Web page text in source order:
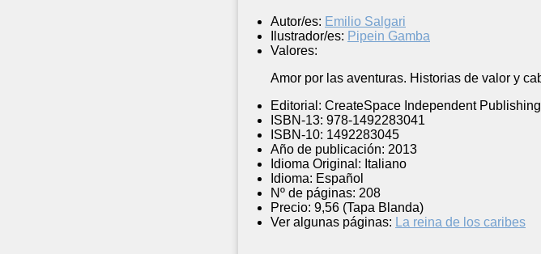
Autor/es: Emilio Salgari
Ilustrador/es: Pipein Gamba
Valores:
Amor por las aventuras. Historias de valor y
Editorial: CreateSpace Independent
ISBN-13: 978-1492283041
ISBN-10: 1492283045
Año de publicación: 2013
Idioma Original: Italiano
Idioma: Español
Nº de páginas: 208
Precio: 9,56 (Tapa Blanda)
Ver algunas páginas: La reina de los caribes